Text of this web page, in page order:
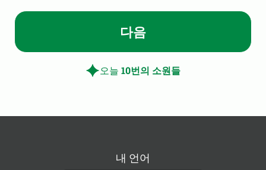
다음
오늘 10번의 소원들
내 언어